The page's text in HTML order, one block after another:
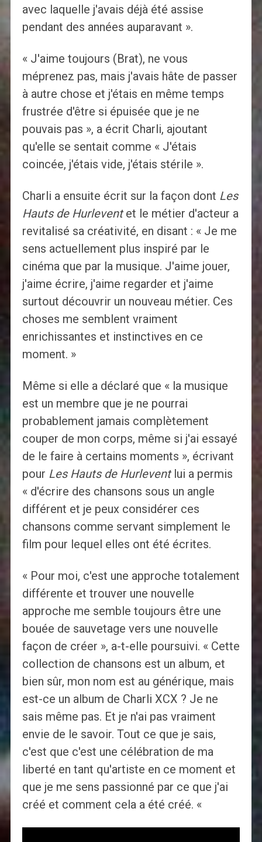
avec laquelle j'avais déjà été assise
pendant des années auparavant ».
« J'aime toujours (Brat), ne vous
méprenez pas, mais j'avais hâte de passer
à autre chose et j'étais en même temps
frustrée d'être si épuisée que je ne
pouvais pas », a écrit Charli, ajoutant
qu'elle se sentait comme « J'étais
coincée, j'étais vide, j'étais stérile ».
Charli a ensuite écrit sur la façon dont Les
Hauts de Hurleventet le métier d'acteur a
revitalisé sa créativité, en disant : « Je me
sens actuellement plus inspiré par le
cinéma que par la musique. J'aime jouer,
j'aime écrire, j'aime regarder et j'aime
surtout découvrir un nouveau métier. Ces
choses me semblent vraiment
enrichissantes et instinctives en ce
moment. »
Même si elle a déclaré que « la musique
est un membre que je ne pourrai
probablement jamais complètement
couper de mon corps, même si j'ai essayé
de le faire à certains moments », écrivant
pour Les Hauts de Hurleventlui a permis
« d'écrire des chansons sous un angle
différent et je peux considérer ces
chansons comme servant simplement le
film pour lequel elles ont été écrites.
« Pour moi, c'est une approche totalement
différente et trouver une nouvelle
approche me semble toujours être une
bouée de sauvetage vers une nouvelle
façon de créer », a-t-elle poursuivi. « Cette
collection de chansons est un album, et
bien sûr, mon nom est au générique, mais
est-ce un album de Charli XCX ? Je ne
sais même pas. Et je n'ai pas vraiment
envie de le savoir. Tout ce que je sais,
c'est que c'est une célébration de ma
liberté en tant qu'artiste en ce moment et
que je me sens passionné par ce que j'ai
créé et comment cela a été créé. «